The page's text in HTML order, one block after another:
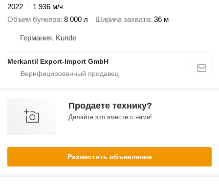
2022
1 936 м/ч
Объем бункера 8 000 л Ширина захвата 36 м
Германия, Kunde
Merkantil Export-Import GmbH
Продаете технику?
Делайте это вместе с нами!
Разместить объявление